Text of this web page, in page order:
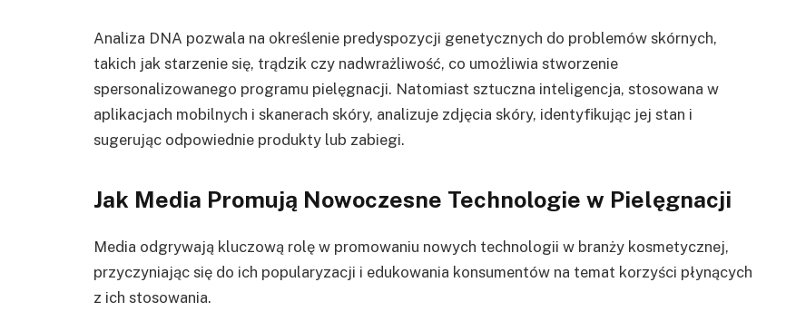
Analiza DNA pozwala na określenie predyspozycji genetycznych do problemów skórnych,
takich jak starzenie się, trądzik czy nadwrażliwość, co umożliwia stworzenie
spersonalizowanego programu pielęgnacji. Natomiast sztuczna inteligencja, stosowana w
aplikacjach mobilnych i skanerach skóry, analizuje zdjęcia skóry, identyfikując jej stan i
sugerując odpowiednie produkty lub zabiegi.
Jak Media Promują Nowoczesne Technologie w Pielęgnacji
Media odgrywają kluczową rolę w promowaniu nowych technologii w branży kosmetycznej,
przyczyniając się do ich popularyzacji i edukowania konsumentów na temat korzyści płynących
z ich stosowania.